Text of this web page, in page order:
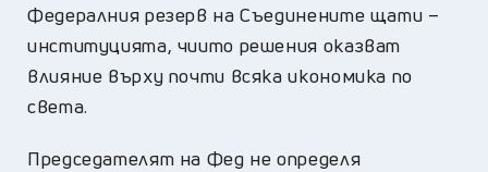
Федералния резерв на Съединените щати –
институцията, чиито решения оказват
влияние върху почти всяка икономика по
света.
Председателят на Фед не определя